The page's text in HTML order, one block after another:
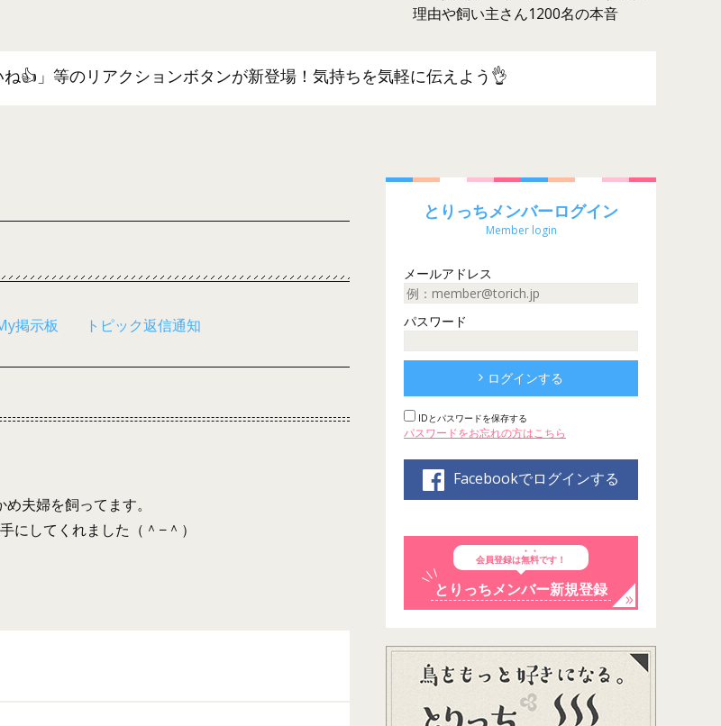
理由や飼い主さん1200名の本音
👍」等のリアクションボタンが新登場！気持ちを気軽に伝えよう👌
掲示板 トピック返信通知
夫婦を飼ってます。
にしてくれました（＾−＾）
とりっちメンバーログイン
Member login
メールアドレス
パスワード
ログインする
IDとパスワードを保存する
パスワードをお忘れの方はこちら
Facebookでログインする
会員登録は無料です！
とりっちメンバー新規登録